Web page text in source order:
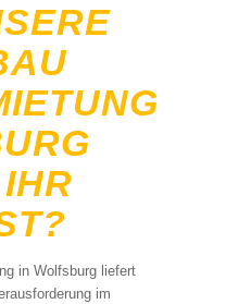
in Wolfsburg liefert
im